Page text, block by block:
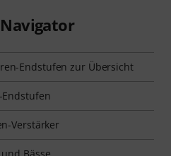
Endstufen zur Übersicht
Verstärker